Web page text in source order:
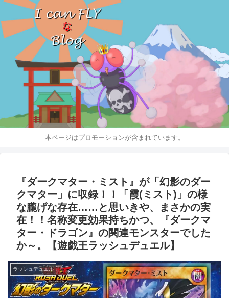
本ページはプロモーションが含まれています。
『ダークマター・ミスト』が「幻影のダー
クマター」に収録！！「霞(ミスト)」の様
な朧げな存在……と思いきや、まさかの実
在！！名称変更効果持ちかつ、『ダークマ
ター・ドラゴン』の関連モンスターでした
か～。【遊戯王ラッシュデュエル】
ラッシュデュエル